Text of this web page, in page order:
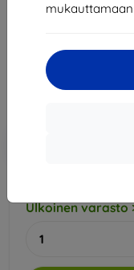
12,51 €
Ulkoinen varasto